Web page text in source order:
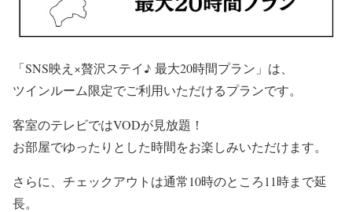
「SNS映え×贅沢ステイ♪ 最大20時間プラン」は、
ツインルーム限定でご利用いただけるプランです。
客室のテレビではVODが見放題！
お部屋でゆったりとした時間をお楽しみいただけます。
さらに、チェックアウトは通常10時のところ11時まで延
長。